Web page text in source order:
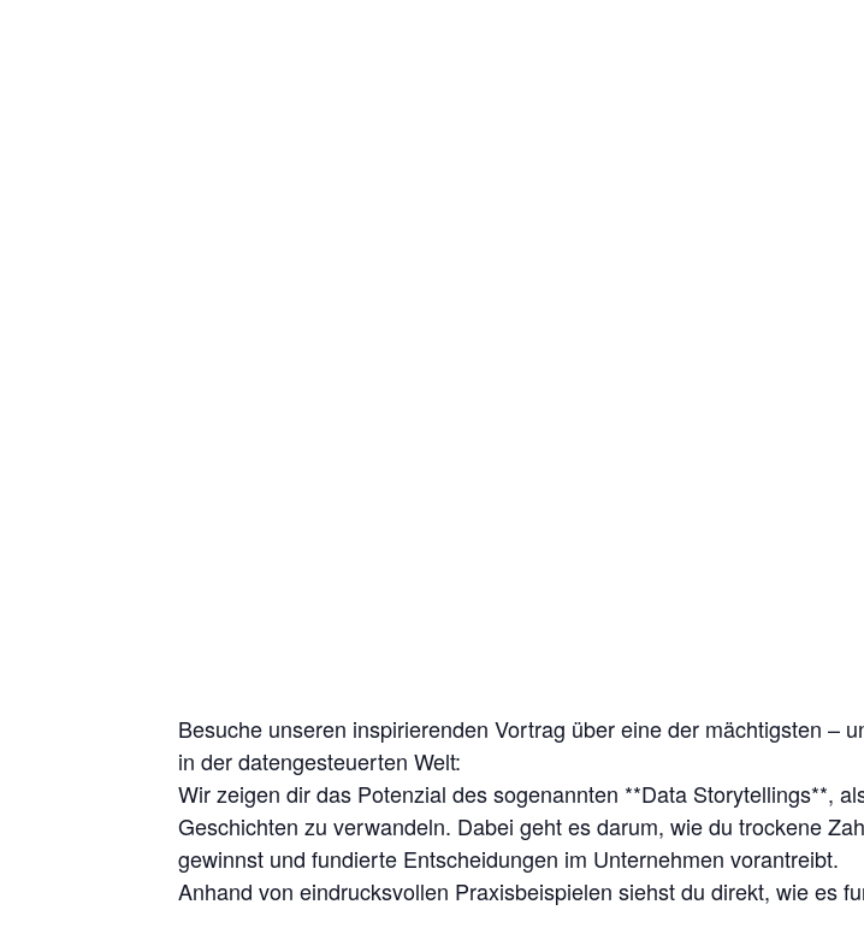
Besuche unseren inspirierenden Vortrag über eine der mächtigsten –
in der datengesteuerten Welt:
Wir zeigen dir das Potenzial des sogenannten **Data Storytellings**,
Geschichten zu verwandeln. Dabei geht es darum, wie du trockene
gewinnst und fundierte Entscheidungen im Unternehmen vorantreibt.
Anhand von eindrucksvollen Praxisbeispielen siehst du direkt, wie es